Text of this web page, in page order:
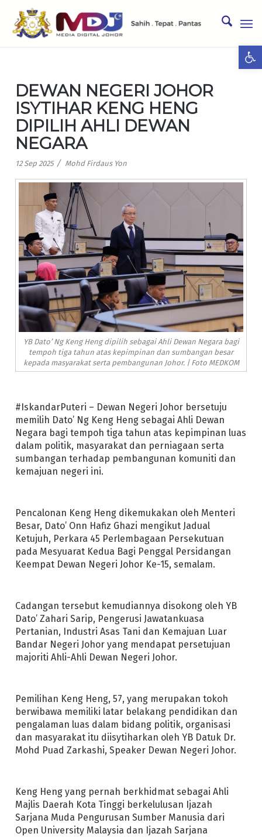
DEWAN NEGERI JOHOR
ISYTIHAR KENG HENG
DIPILIH AHLI DEWAN
NEGARA
12 Sep 2025 / Mohd Firdaus Yon
YB Dato’ Ng Keng Heng dipilih sebagai Ahli Dewan Negara bagi
tempoh tiga tahun atas kepimpinan dan sumbangan besar
kepada masyarakat serta pembangunan Johor. | Foto MEDKOM
#IskandarPuteri – Dewan Negeri Johor bersetuju
memilih Dato’ Ng Keng Heng sebagai Ahli Dewan
Negara bagi tempoh tiga tahun atas kepimpinan luas
dalam politik, masyarakat dan perniagaan serta
sumbangan terhadap pembangunan komuniti dan
kemajuan negeri ini.
Pencalonan Keng Heng dikemukakan oleh Menteri
Besar, Dato’ Onn Hafiz Ghazi mengikut Jadual
Ketujuh, Perkara 45 Perlembagaan Persekutuan
pada Mesyuarat Kedua Bagi Penggal Persidangan
Keempat Dewan Negeri Johor Ke-15, semalam.
Cadangan tersebut kemudiannya disokong oleh YB
Dato’ Zahari Sarip, Pengerusi Jawatankuasa
Pertanian, Industri Asas Tani dan Kemajuan Luar
Bandar Negeri Johor yang mendapat persetujuan
majoriti Ahli-Ahli Dewan Negeri Johor.
Pemilihan Keng Heng, 57, yang merupakan tokoh
berwibawa memiliki latar belakang pendidikan dan
pengalaman luas dalam bidang politik, organisasi
dan masyarakat itu diisytiharkan oleh YB Datuk Dr.
Mohd Puad Zarkashi, Speaker Dewan Negeri Johor.
Keng Heng yang pernah berkhidmat sebagai Ahli
Majlis Daerah Kota Tinggi berkelulusan Ijazah
Sarjana Muda Pengurusan Sumber Manusia dari
Open University Malaysia dan Ijazah Sarjana